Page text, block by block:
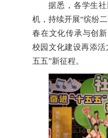
据悉，各学生
机，持续开展“缤纷
春在文化传承与创
校园文化建设再添
五五”新征程。